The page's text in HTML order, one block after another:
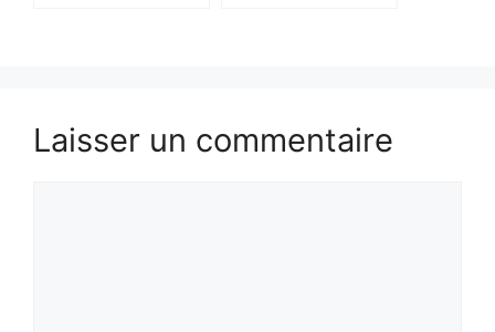
Laisser un commentaire